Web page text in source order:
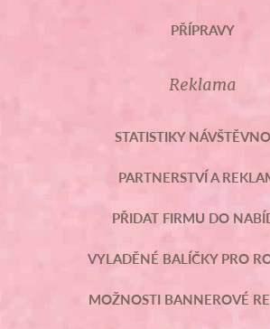
PŘÍPRAVY
Reklama
STATISTIKY
PARTNERSTVÍ A
PŘIDAT FIRMU DO
VYLADĚNÉ BALÍČKY PRO
MOŽNOSTI BANNEROVÉ